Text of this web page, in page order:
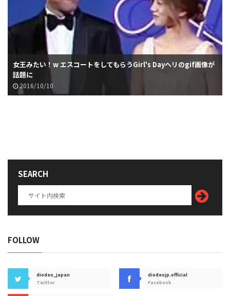
女王みたい！w エスコートをしてもらうGirl's Dayヘリのgif画像が
話題に
2016/10/10
SEARCH
FOLLOW
diodeo_japan
Twitter
diodeojp.official
Facebook